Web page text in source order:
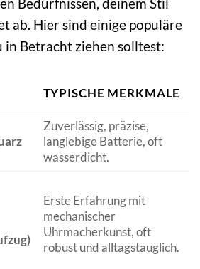
ab. Hier sind einige populäre
in Betracht ziehen solltest:
TYPISCHE MERKMALE
Zuverlässig, präzise,
langlebige Batterie, oft
wasserdicht.
Erste Erfahrung mit
mechanischer
Uhrmacherkunst, oft
robust und alltagstauglich.